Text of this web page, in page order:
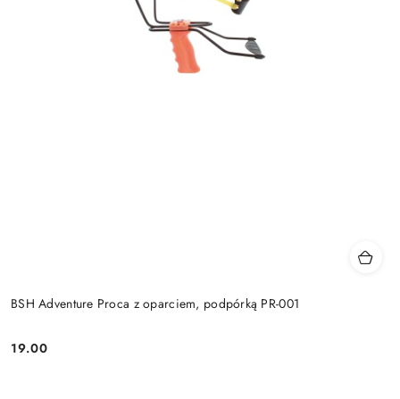
BSH Adventure Proca z oparciem, podpórką PR-001
Cena:
19.00